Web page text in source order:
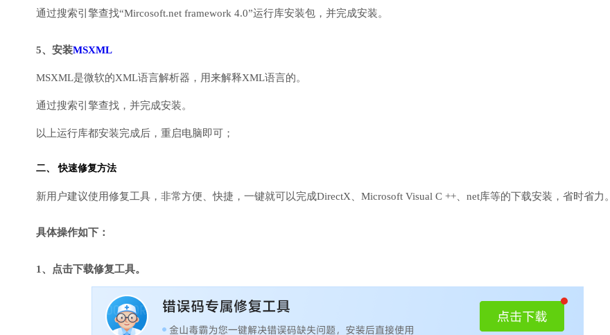
通过搜索引擎查找“Mircosoft.net framework 4.0”运行库安装包，并完成安装。
5、安装MSXML
MSXML是微软的XML语言解析器，用来解释XML语言的。
通过搜索引擎查找，并完成安装。
以上运行库都安装完成后，重启电脑即可；
二、 快速修复方法
新用户建议使用修复工具，非常方便、快捷，一键就可以完成DirectX、Microsoft Visual C ++、net库等的下载安装，省时省力。
具体操作如下：
1、点击下载修复工具。